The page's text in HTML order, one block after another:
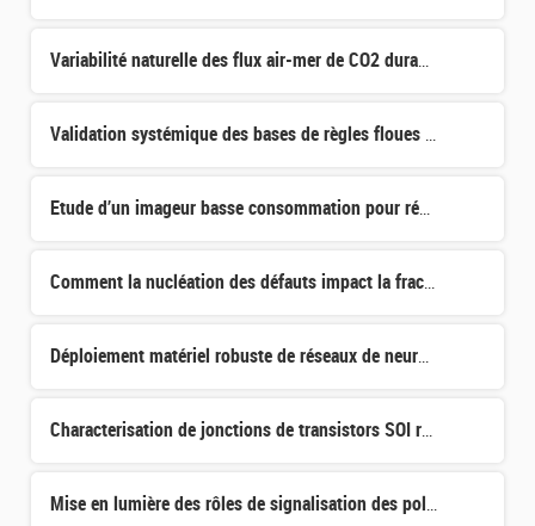
Variabilité naturelle des flux air-mer de CO2 durant l’Holocène et leur évolution sous l'effet du change
Validation systémique des bases de règles floues : prise en compte de la disponibilité des données et d
Etude d’un imageur basse consommation pour réseau de capteurs à traitement distribué
Comment la nucléation des défauts impact la fracture dans le transfert de couches par SmartCut
Déploiement matériel robuste de réseaux de neurones
Characterisation de jonctions de transistors SOI réalisés à bas budget thermique
Mise en lumière des rôles de signalisation des polyphosphates d'inositol dans la croissance et le dévelo